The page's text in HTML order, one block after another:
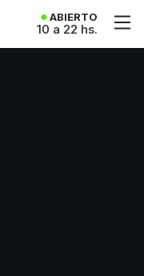
ABIERTO
10 a 22 hs.